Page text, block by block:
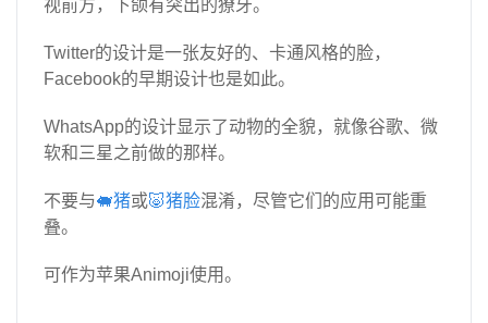
视前方，下颌有突出的獠牙。
Twitter的设计是一张友好的、卡通风格的脸，
Facebook的早期设计也是如此。
WhatsApp的设计显示了动物的全貌，就像谷歌、微
软和三星之前做的那样。
不要与🐖猪或🐷猪脸混淆，尽管它们的应用可能重
叠。
可作为苹果Animoji使用。